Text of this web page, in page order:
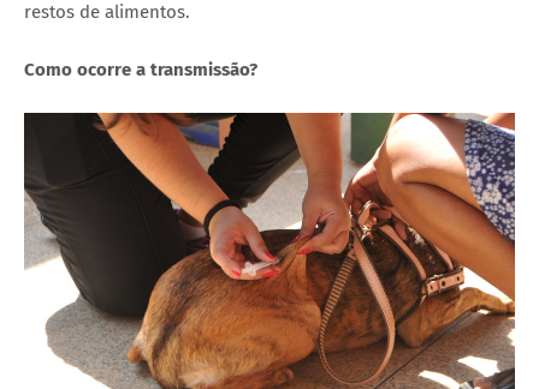
restos de alimentos.
Como ocorre a transmissão?